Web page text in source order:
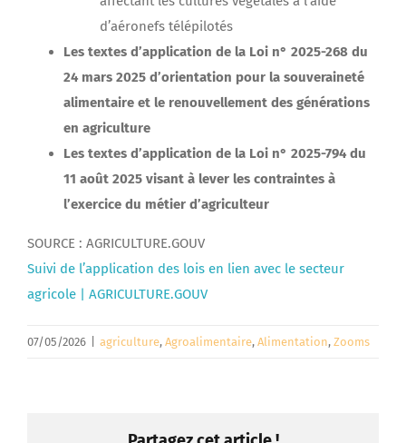
d’aéronefs télépilotés
Les textes d’application de la Loi n° 2025-268 du
24 mars 2025 d’orientation pour la souveraineté
alimentaire et le renouvellement des générations
en agriculture
Les textes d’application de la Loi n° 2025-794 du
11 août 2025 visant à lever les contraintes à
l’exercice du métier d’agriculteur
SOURCE : AGRICULTURE.GOUV
Suivi de l’application des lois en lien avec le secteur
agricole | AGRICULTURE.GOUV
07/05/2026 agriculture, Agroalimentaire, Alimentation, Zooms